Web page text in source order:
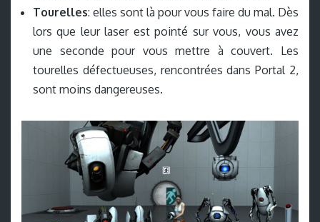
Tourelles: elles sont là pour vous faire du mal. Dès
lors que leur laser est pointé sur vous, vous avez
une seconde pour vous mettre à couvert. Les
tourelles défectueuses, rencontrées dans Portal 2,
sont moins dangereuses.